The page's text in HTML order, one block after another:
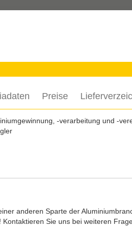
Preise
-verarbeitung und -
anderen Sparte der
Sie uns bei weiteren